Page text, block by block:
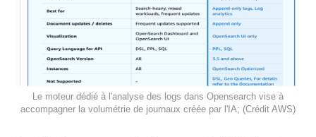
Le moteur dédié à l'analyse des logs dans Opensearch vise à
accompagner la volumétrie de journaux créée par l'IA; (Crédit AWS)